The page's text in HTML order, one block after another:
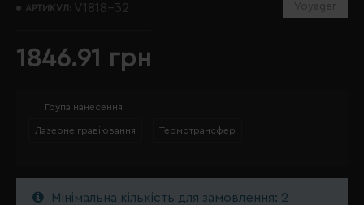
АРТИКУЛ: V1818-32 Voyager
1846.91 грн
Група нанесення
Лазерне гравіювання Термотрансфер
Мінімальна кількість для замовлення: 2